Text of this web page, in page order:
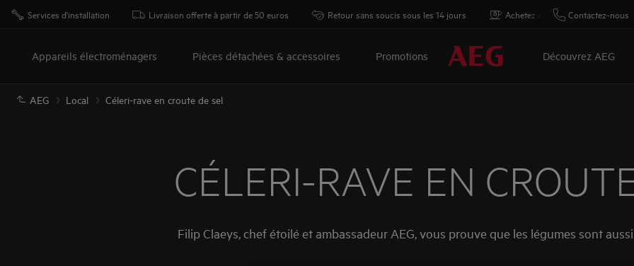
Services d'installation Livraison offerte à partir de 50 euros Retour sans soucis sous les 14 jours Achetez directement auprès
Contactez-nous
Appareils électroménagers Pièces détachées & accessoires Promotions Découvrez AEG
AEG Local Céleri-rave en croute de sel
CÉLERI-RAVE EN
Filip Claeys, chef étoilé et ambassadeur AEG, vous prouve que les légumes sont